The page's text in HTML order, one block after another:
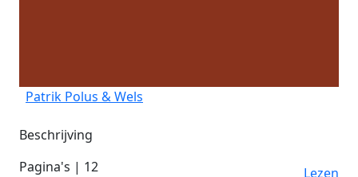
Patrik Polus & Wels
Beschrijving
Pagina's | 12
Lezen